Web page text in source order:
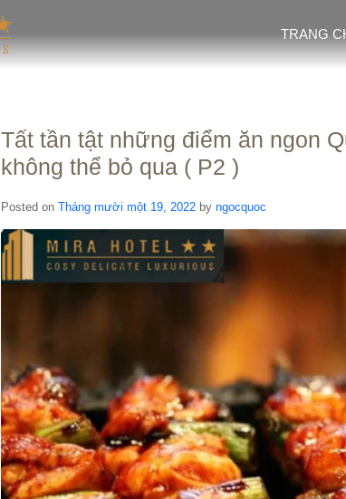
TRANG
Tất tần tật những điểm ăn ngon
không thể bỏ qua ( P2 )
Posted on Tháng mười một 19, 2022 by ngocquoc